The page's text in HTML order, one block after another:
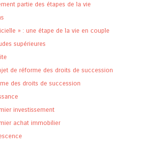
partie des étapes de la vie
» : une étape de la vie en couple
supérieures
de réforme des droits de succession
des droits de succession
investissement
achat immobilier